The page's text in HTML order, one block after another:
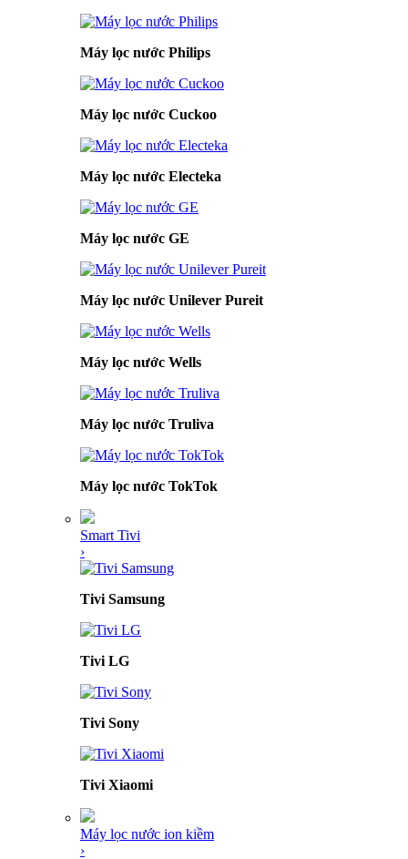
Máy lọc nước Philips
Máy lọc nước Cuckoo
Máy lọc nước Electeka
Máy lọc nước GE
Máy lọc nước Unilever Pureit
Máy lọc nước Wells
Máy lọc nước Truliva
Máy lọc nước TokTok
Smart Tivi
›
Tivi Samsung
Tivi LG
Tivi Sony
Tivi Xiaomi
Máy lọc nước ion kiềm
›